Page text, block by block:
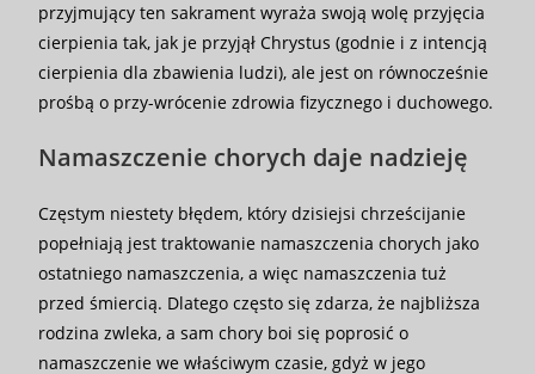
przyjmujący ten sakrament wyraża swoją wolę przyjęcia
cierpienia tak, jak je przyjął Chrystus (godnie i z intencją
cierpienia dla zbawienia ludzi), ale jest on równocześnie
prośbą o przy-wrócenie zdrowia fizycznego i duchowego.
Namaszczenie chorych daje nadzieję
Częstym niestety błędem, który dzisiejsi chrześcijanie
popełniają jest traktowanie namaszczenia chorych jako
ostatniego namaszczenia, a więc namaszczenia tuż
przed śmiercią. Dlatego często się zdarza, że najbliższa
rodzina zwleka, a sam chory boi się poprosić o
namaszczenie we właściwym czasie, gdyż w jego